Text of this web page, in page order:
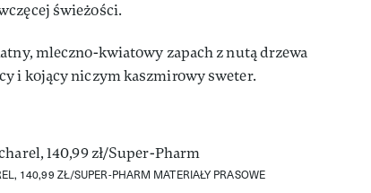
świeżości.
mleczno-kwiatowy zapach z nutą drzewa
i kojący niczym kaszmirowy sweter.
140,99 ZŁ/SUPER-PHARM MATERIAŁY PRASOWE